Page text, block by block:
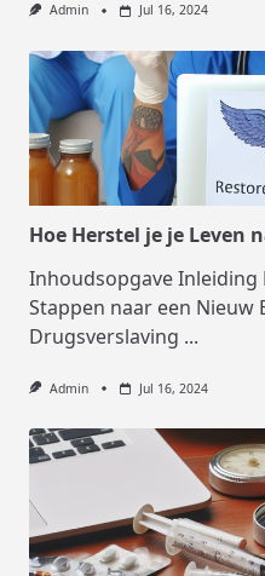
Admin Jul 16, 2024
Hoe Herstel je je Leven
Inhoudsopgave Inleiding
Stappen naar een Nieuw
Drugsverslaving ...
Admin Jul 16, 2024